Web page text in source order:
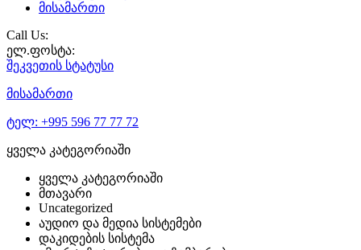
მისამართი
Call Us:
ელ.ფოსტა:
შეკვეთის სტატუსი
მისამართი
ტელ: +995 596 77 77 72
ყველა კატეგორიაში
ყველა კატეგორიაში
მთავარი
Uncategorized
აუდიო და მედია სისტემები
დაკიდების სისტემა